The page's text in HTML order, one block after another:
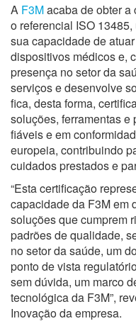
A F3Macaba de obter
o referencial ISO
sua capacidade de
dispositivos médicos e,
presença no setor da
serviços e desenvolve
fica, desta forma,
soluções, ferramentas
fiáveis e em
europeia, contribuindo
cuidados prestados e
“Esta certificação
capacidade da F3M em
soluções que cumprem
padrões de qualidade,
no setor da saúde, um
ponto de vista
sem dúvida, um marco
tecnológica da F3M”,
Inovação da empresa.